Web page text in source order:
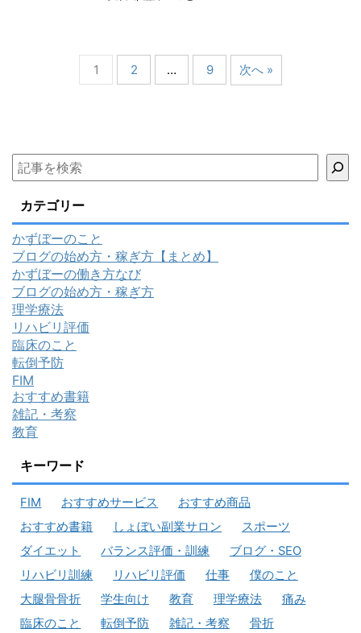
1 2 … 9 次へ »
カテゴリー
かずぼーのこと
ブログの始め方・稼ぎ方【まとめ】
かずぼーの働き方なび
ブログの始め方・稼ぎ方
理学療法
リハビリ評価
臨床のこと
転倒予防
FIM
おすすめ書籍
雑記・考察
教育
キーワード
FIM おすすめサービス
おすすめ商品
おすすめ書籍
しょぼい副業サロン
スポーツ
ダイエット
バランス評価・訓練
ブログ・SEO
リハビリ訓練
リハビリ評価 仕事
僕のこと
大腿骨骨折
学生向け 教育 理学療法
痛み
臨床のこと
転倒予防 雑記・考察
骨折